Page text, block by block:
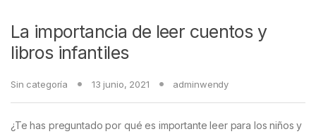
La importancia de leer cuentos y
libros infantiles
Sin categoría 13 junio, 2021 adminwendy
¿Te has preguntado por qué es importante leer para los niños y